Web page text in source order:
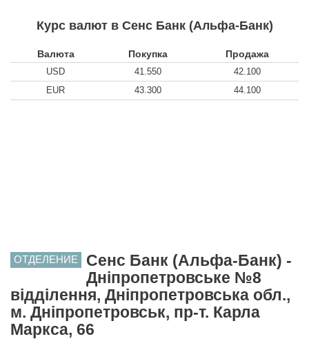
Курс валют в Сенс Банк (Альфа-Банк)
Валюта Покупка Продажа
USD 41.550
42.100
EUR
43.300 44.100
ОТДЕЛЕНИЕ
Сенс Банк (Альфа-Банк) -
Дніпропетровське №8
відділення, Дніпропетровська обл.,
м. Дніпропетровськ, пр-т. Карла
Маркса, 66